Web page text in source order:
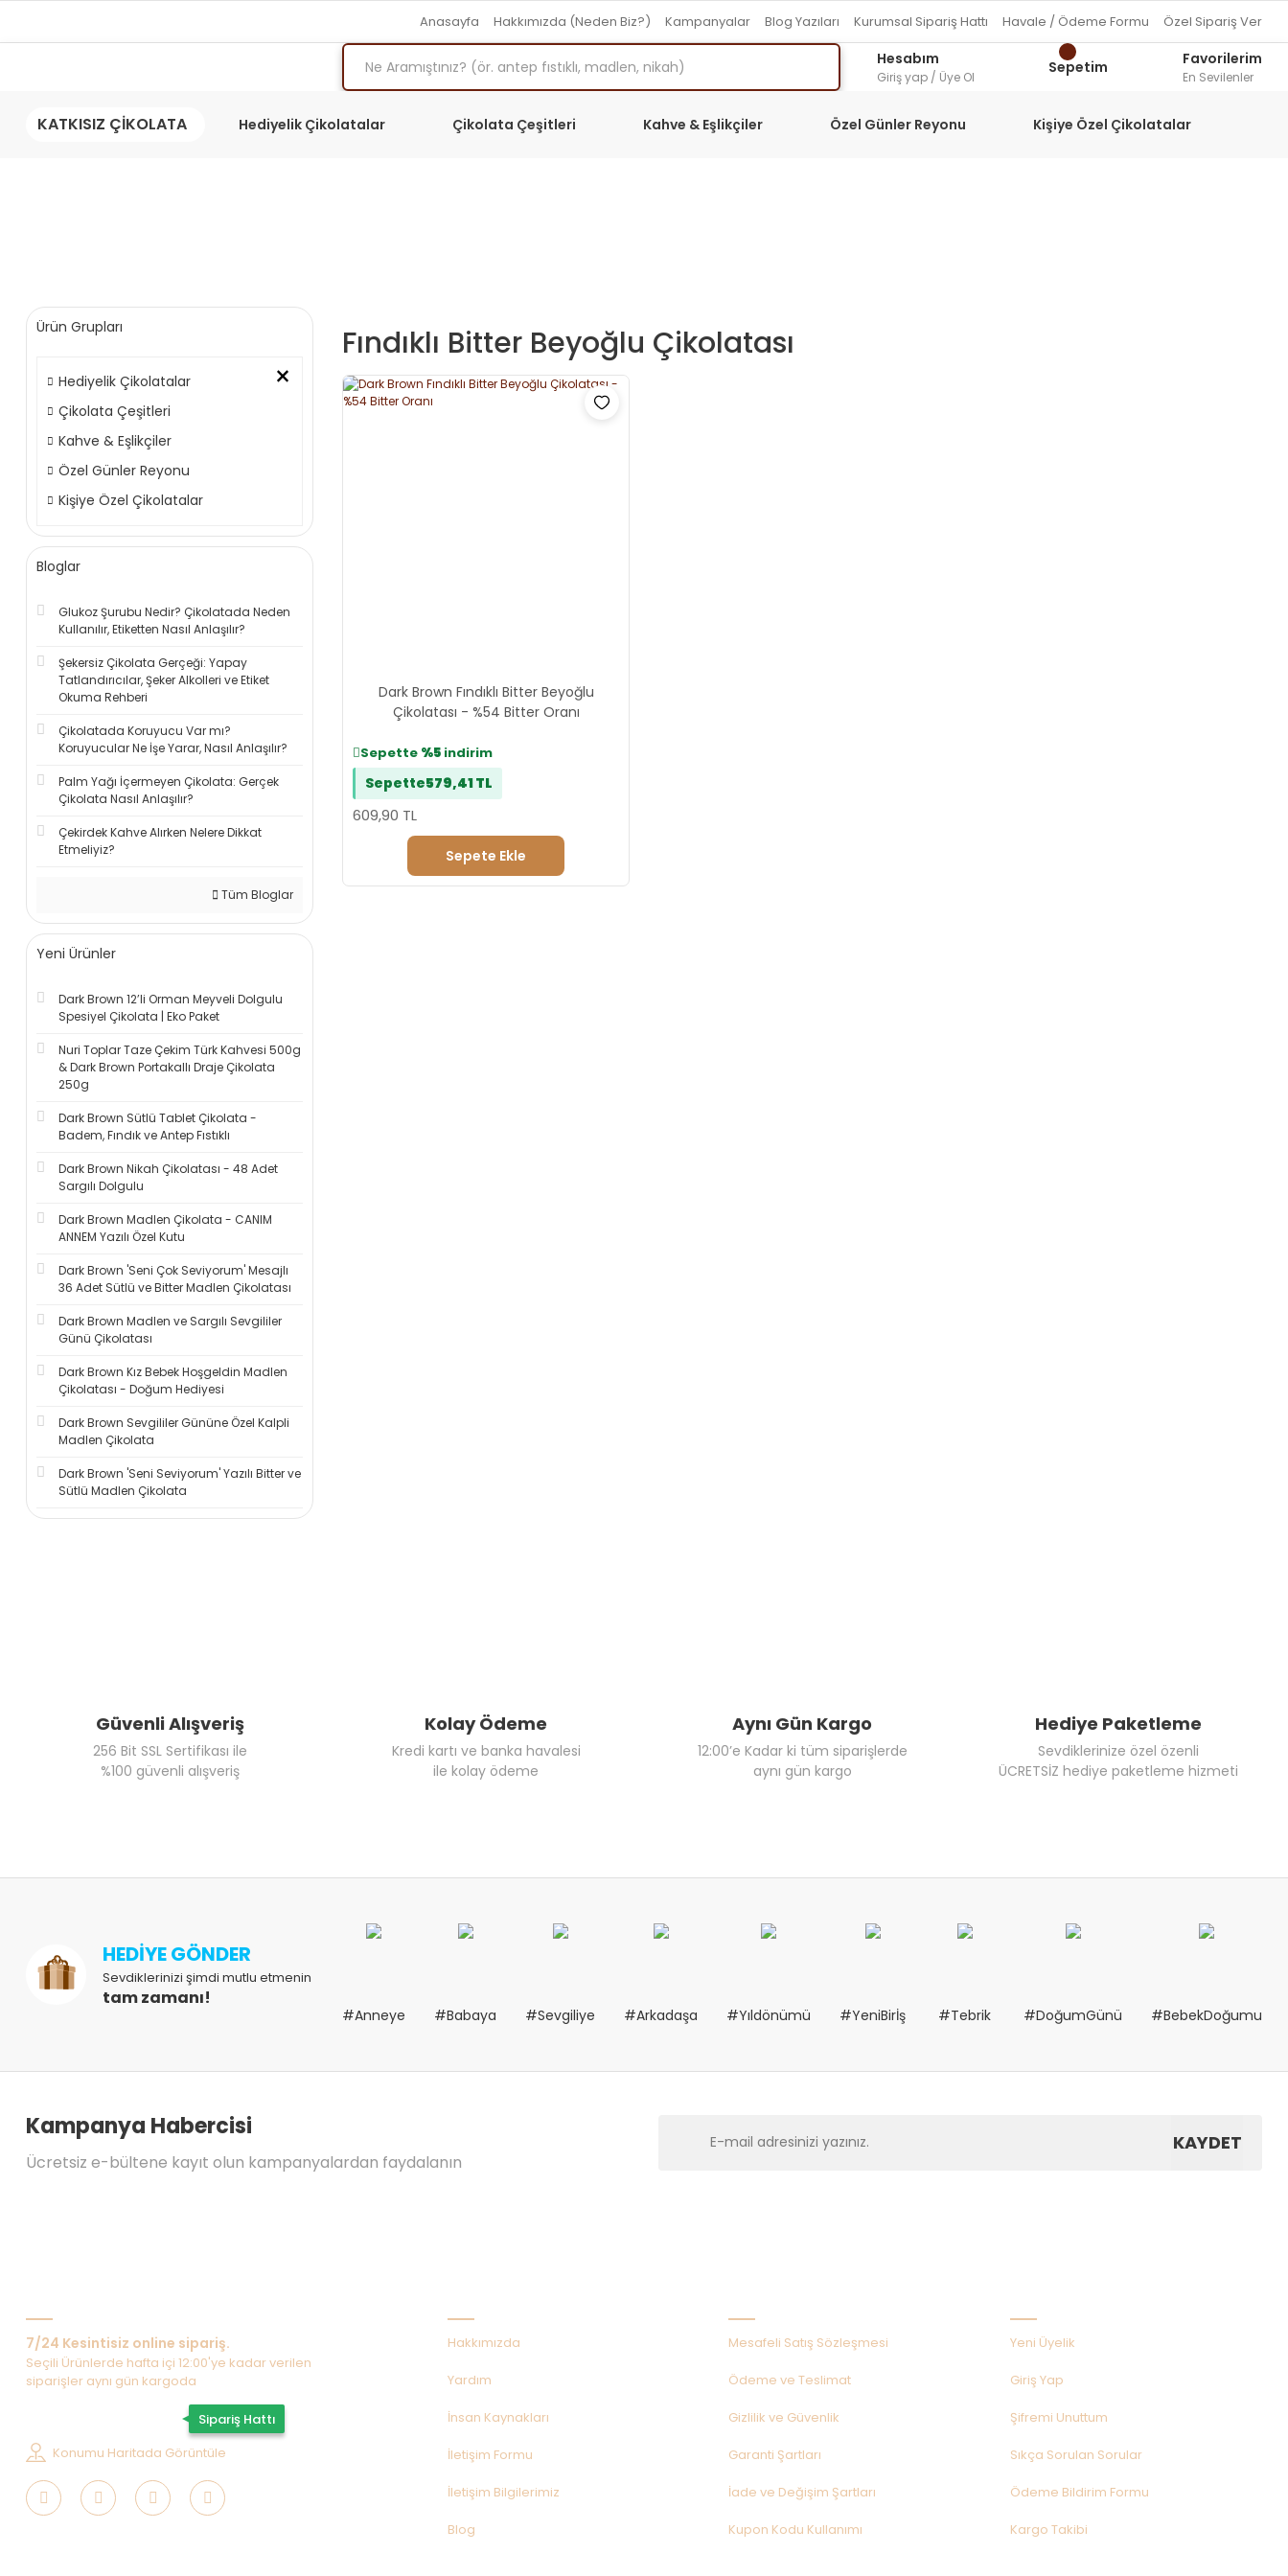
Anasayfa Hakkımızda (Neden Biz?) Kampanyalar Blog Yazıları Kurumsal Sipariş Hattı Havale / Ödeme Formu Özel Sipariş Ver
Hesabım
Giriş yap / Üye Ol
Sepetim Favorilerim
En Sevilenler
KATKISIZ ÇİKOLATA Hediyelik Çikolatalar Çikolata Çeşitleri Kahve & Eşlikçiler Özel Günler Reyonu Kişiye Özel Çikolatalar
Ürün Grupları
×
Hediyelik Çikolatalar
Çikolata Çeşitleri
Kahve & Eşlikçiler
Özel Günler Reyonu
Kişiye Özel Çikolatalar
Bloglar
Glukoz Şurubu Nedir? Çikolatada Neden
Kullanılır, Etiketten Nasıl Anlaşılır?
Şekersiz Çikolata Gerçeği: Yapay
Tatlandırıcılar, Şeker Alkolleri ve Etiket
Okuma Rehberi
Çikolatada Koruyucu Var mı?
Koruyucular Ne İşe Yarar, Nasıl Anlaşılır?
Palm Yağı İçermeyen Çikolata: Gerçek
Çikolata Nasıl Anlaşılır?
Çekirdek Kahve Alırken Nelere Dikkat
Etmeliyiz?
Tüm Bloglar
Yeni Ürünler
Dark Brown 12’li Orman Meyveli Dolgulu
Spesiyel Çikolata | Eko Paket
Nuri Toplar Taze Çekim Türk Kahvesi 500g
& Dark Brown Portakallı Draje Çikolata
250g
Dark Brown Sütlü Tablet Çikolata -
Badem, Fındık ve Antep Fıstıklı
Dark Brown Nikah Çikolatası - 48 Adet
Sargılı Dolgulu
Dark Brown Madlen Çikolata - CANIM
ANNEM Yazılı Özel Kutu
Dark Brown 'Seni Çok Seviyorum' Mesajlı
36 Adet Sütlü ve Bitter Madlen Çikolatası
Dark Brown Madlen ve Sargılı Sevgililer
Günü Çikolatası
Dark Brown Kız Bebek Hoşgeldin Madlen
Çikolatası - Doğum Hediyesi
Dark Brown Sevgililer Gününe Özel Kalpli
Madlen Çikolata
Dark Brown 'Seni Seviyorum' Yazılı Bitter ve
Sütlü Madlen Çikolata
Fındıklı Bitter Beyoğlu Çikolatası
Dark Brown Fındıklı Bitter Beyoğlu
Çikolatası - %54 Bitter Oranı
Sepette %5 indirim
Sepette579,41 TL
609,90 TL
Sepete Ekle
Güvenli Alışveriş
256 Bit SSL Sertifikası ile
%100 güvenli alışveriş
Kolay Ödeme
Kredi kartı ve banka havalesi
ile kolay ödeme
Aynı Gün Kargo
12:00’e Kadar ki tüm siparişlerde
aynı gün kargo
Hediye Paketleme
Sevdiklerinize özel özenli
ÜCRETSİZ hediye paketleme hizmeti
HEDİYE GÖNDER
Sevdiklerinizi şimdi mutlu etmenin
tam zamanı!
#Anneye #Babaya #Sevgiliye #Arkadaşa #Yıldönümü #YeniBirİş #Tebrik #DoğumGünü #BebekDoğumu
Kampanya Habercisi
Ücretsiz e-bültene kayıt olun kampanyalardan faydalanın
KAYDET
7/24 Kesintisiz online sipariş.
Seçili Ürünlerde hafta içi 12:00'ye kadar verilen
siparişler aynı gün kargoda
Sipariş Hattı
Konumu Haritada Görüntüle
Hakkımızda
Yardım
İnsan Kaynakları
İletişim Formu
İletişim Bilgilerimiz
Blog
Mesafeli Satış Sözleşmesi
Ödeme ve Teslimat
Gizlilik ve Güvenlik
Garanti Şartları
İade ve Değişim Şartları
Kupon Kodu Kullanımı
Yeni Üyelik
Giriş Yap
Şifremi Unuttum
Sıkça Sorulan Sorular
Ödeme Bildirim Formu
Kargo Takibi